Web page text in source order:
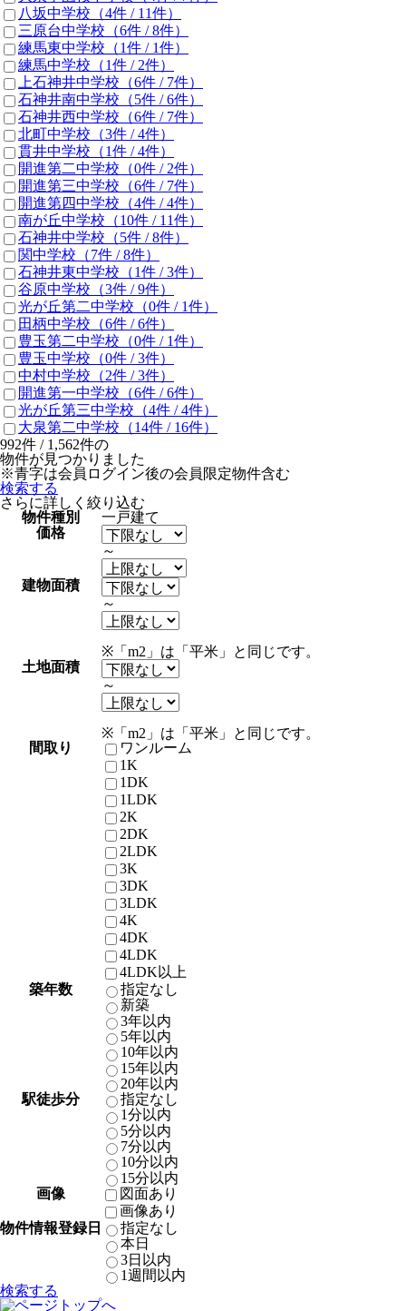
八坂中学校 （4件 / 11件）
三原台中学校 （6件 /8件）
練馬東中学校 （1件 / 1件）
練馬中学校 （1件 / 2件）
上石神井中学校 （6件 / 7件）
石神井南中学校 （5件 /6件）
石神井西中学校 （6件 / 7件）
北町中学校 （3件 /4件）
貫井中学校 （1件 /4件）
開進第二中学校 （0件 / 2件）
開進第三中学校 （6件 / 7件）
開進第四中学校 （4件 /4件）
南が丘中学校 （10件 / 11件）
石神井中学校 （5件 /8件）
関中学校 （7件 /8件）
石神井東中学校 （1件 /3件）
谷原中学校 （3件 /9件）
光が丘第二中学校 （0件 / 1件）
田柄中学校 （6件 /6件）
豊玉第二中学校 （0件 / 1件）
豊玉中学校 （0件 /3件）
中村中学校 （2件 /3件）
開進第一中学校 （6件 /6件）
光が丘第三中学校 （4件 /4件）
大泉第二中学校 （14件 / 16件）
992件 / 1,562件の
物件が見つかりました
※青字は会員ログイン後の会員限定物件含む
検索する
さらに詳しく絞り込む
物件種別
一戸建て
価格
～
建物面積
～
※「m2」は「平米」と同じです。
土地面積
～
※「m2」は「平米」と同じです。
間取り
ワンルーム
1K
1DK
1LDK
2K
2DK
2LDK
3K
3DK
3LDK
4K
4DK
4LDK
4LDK以上
築年数
指定なし
新築
3年以内
5年以内
10年以内
15年以内
20年以内
駅徒歩分
指定なし
1分以内
5分以内
7分以内
10分以内
15分以内
画像
図面あり
画像あり
物件情報登録日
指定なし
本日
3日以内
1週間以内
検索する